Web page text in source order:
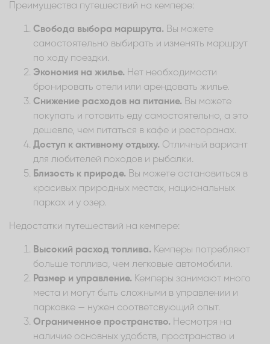
Преимущества путешествий на кемпере:
Свобода выбора маршрута. Вы можете
самостоятельно выбирать и изменять маршрут
по ходу поездки.
Экономия на жилье. Нет необходимости
бронировать отели или арендовать жилье.
Снижение расходов на питание. Вы можете
покупать и готовить еду самостоятельно, а это
дешевле, чем питаться в кафе и ресторанах.
Доступ к активному отдыху. Отличный вариант
для любителей походов и рыбалки.
Близость к природе. Вы можете остановиться в
красивых природных местах, национальных
парках и у озер.
Недостатки путешествий на кемпере:
Высокий расход топлива. Кемперы потребляют
больше топлива, чем легковые автомобили.
Размер и управление. Кемперы занимают много
места и могут быть сложными в управлении и
парковке — нужен соответсвующий опыт.
Ограниченное пространство. Несмотря на
наличие основных удобств, пространство и